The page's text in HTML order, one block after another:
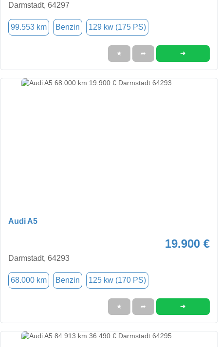
Darmstadt, 64297
99.553 km Benzin 129 kw (175 PS)
★ ➦ ➜
Audi A5
19.900 €
Darmstadt, 64293
68.000 km Benzin 125 kw (170 PS)
★ ➦ ➜